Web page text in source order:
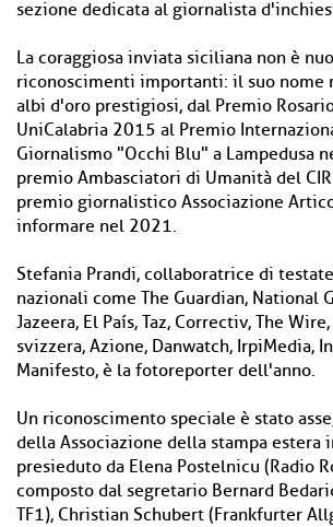
sezione dedicata al giornalista
La coraggiosa inviata siciliana non è
riconoscimenti importanti: il suo nome
albi d'oro prestigiosi, dal Premio
UniCalabria 2015 al Premio
Giornalismo "Occhi Blu" a Lampedusa
premio Ambasciatori di Umanità del
premio giornalistico Associazione
informare nel 2021.
Stefania Prandi, collaboratrice di
nazionali come The Guardian, National
Jazeera, El País, Taz, Correctiv, The
svizzera, Azione, Danwatch, IrpiMedia,
Manifesto, è la fotoreporter dell'anno.
Un riconoscimento speciale è stato
della Associazione della stampa estera
presieduto da Elena Postelnicu (Radio
composto dal segretario Bernard
TF1), Christian Schubert (Frankfurter